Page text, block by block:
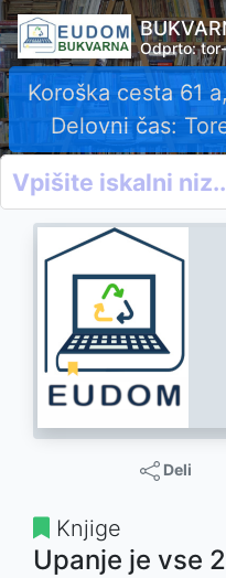
Odprto:
Koroška cesta 61
Delovni čas:
Deli
Knjige
Upanje je vse 2